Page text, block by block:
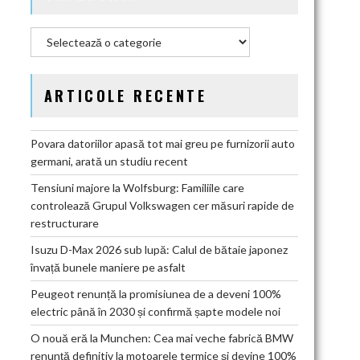
ARTICOLE RECENTE
Povara datoriilor apasă tot mai greu pe furnizorii auto
germani, arată un studiu recent
Tensiuni majore la Wolfsburg: Familiile care
controlează Grupul Volkswagen cer măsuri rapide de
restructurare
Isuzu D-Max 2026 sub lupă: Calul de bătaie japonez
învață bunele maniere pe asfalt
Peugeot renunță la promisiunea de a deveni 100%
electric până în 2030 și confirmă șapte modele noi
O nouă eră la Munchen: Cea mai veche fabrică BMW
renunță definitiv la motoarele termice și devine 100%